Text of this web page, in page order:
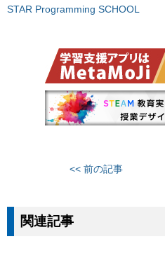
STAR Programming SCHOOL
<< 前の記事
関連記事